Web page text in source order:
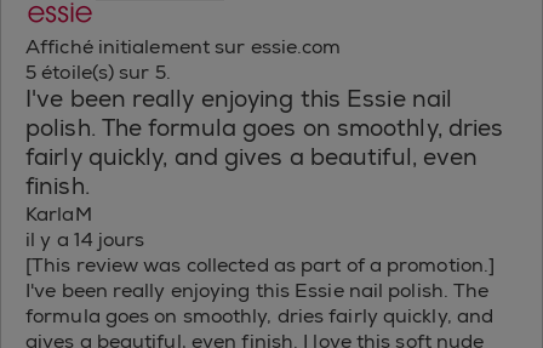
Affiché initialement sur essie.com
5 étoile(s) sur 5.
I've been really enjoying this Essie nail
polish. The formula goes on smoothly, dries
fairly quickly, and gives a beautiful, even
finish.
KarlaM
il y a 14 jours
[This review was collected as part of a promotion.]
I've been really enjoying this Essie nail polish. The
formula goes on smoothly, dries fairly quickly, and
gives a beautiful, even finish. I love this soft nude